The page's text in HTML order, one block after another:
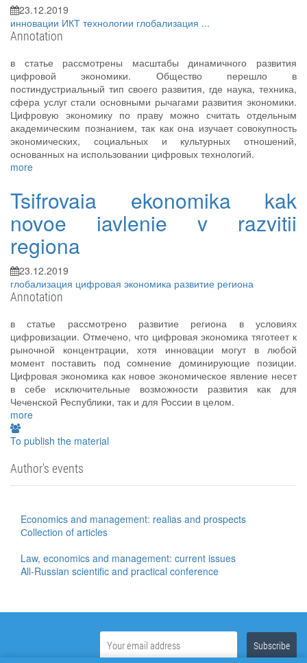
23.12.2019
инновации ИКТ технологии глобализация ...
Annotation
в статье рассмотрены масштабы динамичного развития
цифровой экономики. Общество перешло в
постиндустриальный тип своего развития, где наука, техника,
сфера услуг стали основными рычагами развития экономики.
Цифровую экономику по праву можно считать отдельным
академическим познанием, так как она изучает совокупность
экономических, социальных и культурных отношений,
основанных на использовании цифровых технологий.
more
Tsifrovaia ekonomika kak
novoe iavlenie v razvitii
regiona
23.12.2019
глобализация цифровая экономика развитие региона
Annotation
в статье рассмотрено развитие региона в условиях
цифровизации. Отмечено, что цифровая экономика тяготеет к
рыночной концентрации, хотя инновации могут в любой
момент поставить под сомнение доминирующие позиции.
Цифровая экономика как новое экономическое явление несет
в себе исключительные возможности развития как для
Чеченской Республики, так и для России в целом.
more
To publish the material
Author's events
Economics and management: realias and prospects
Сollection of articles
Law, economics and management: current issues
All-Russian scientific and practical conference